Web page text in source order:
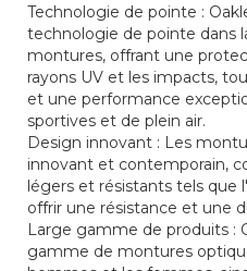
Technologie de pointe :
technologie de pointe dans
montures, offrant une
rayons UV et les impacts,
et une performance
sportives et de plein air.
Design innovant : Les
innovant et contemporain,
légers et résistants tels
offrir une résistance et une
Large gamme de produits :
gamme de montures